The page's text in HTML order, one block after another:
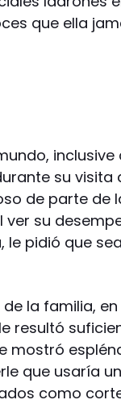
que ella
inclusive
su
de parte de
su
pidió que
la familia,
resultó
mostró
que usaría
como